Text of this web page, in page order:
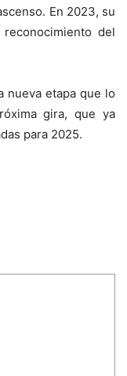
En 2023, su
del
nueva etapa que lo
gira, que ya
para 2025.